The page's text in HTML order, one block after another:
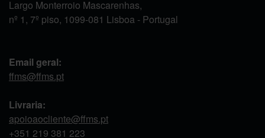
Largo Monterroio Mascarenhas,
nº 1, 7º piso, 1099-081 Lisboa - Portugal
Email geral:
ffms@ffms.pt
Livraria:
apoioaocliente@ffms.pt
+351 219 381 223